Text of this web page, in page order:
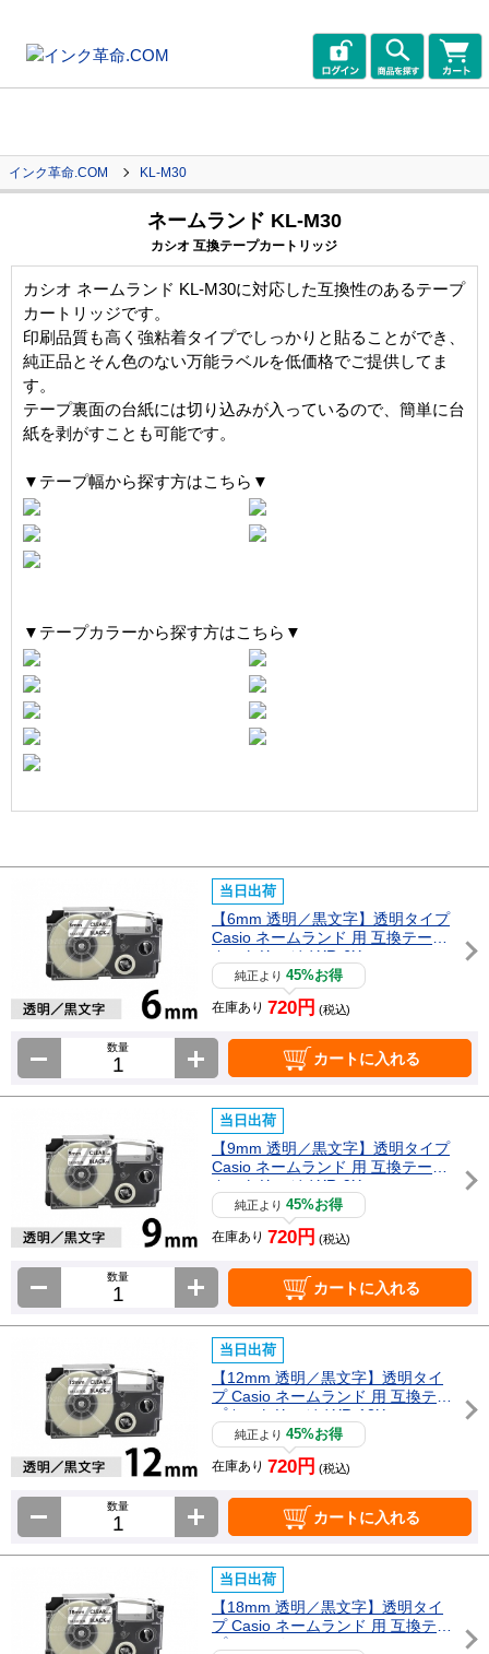
インク革命.COM KL-M30
ネームランド KL-M30
カシオ 互換テープカートリッジ
カシオ ネームランド KL-M30に対応した互換性のあるテープ
カートリッジです。
印刷品質も高く強粘着タイプでしっかりと貼ることができ、
純正品とそん色のない万能ラベルを低価格でご提供してま
す。
テープ裏面の台紙には切り込みが入っているので、簡単に台
紙を剥がすことも可能です。
▼テープ幅から探す方はこちら▼
▼テープカラーから探す方はこちら▼
当日出荷
【6mm 透明／黒文字】透明タイプ
Casio ネームランド 用 互換テープ
カートリッジ / XR-6X
純正より45%お得
在庫あり 720円 (税込)
数量
カートに入れる
当日出荷
【9mm 透明／黒文字】透明タイプ
Casio ネームランド 用 互換テープ
カートリッジ / XR-9X
純正より45%お得
在庫あり 720円 (税込)
数量
カートに入れる
当日出荷
【12mm 透明／黒文字】透明タイ
プ Casio ネームランド 用 互換テー
プカートリッジ / XR-12X
純正より45%お得
在庫あり 720円 (税込)
数量
カートに入れる
当日出荷
【18mm 透明／黒文字】透明タイ
プ Casio ネームランド 用 互換テー
プカートリッジ / XR-18X